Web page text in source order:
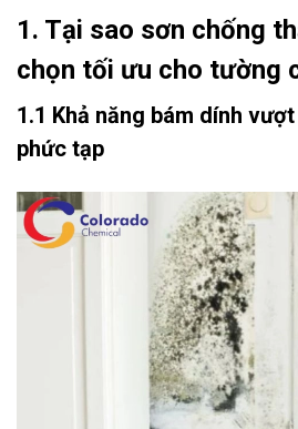
1. Tại sao sơn chống
chọn tối ưu cho tường
1.1 Khả năng bám dính
phức tạp